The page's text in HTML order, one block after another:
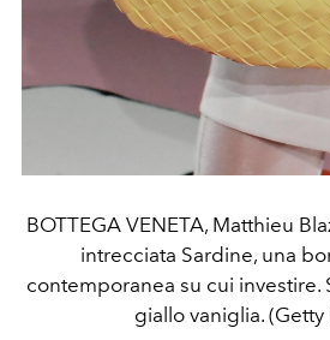
BOTTEGA VENETA, Matthieu
intrecciata Sardine, una
contemporanea su cui investire.
giallo vaniglia. (Getty